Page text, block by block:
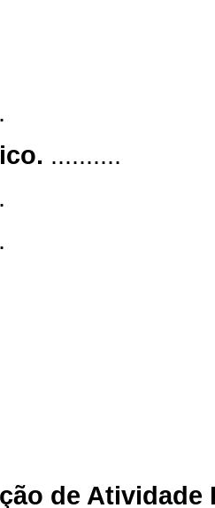
..........
de Atividade